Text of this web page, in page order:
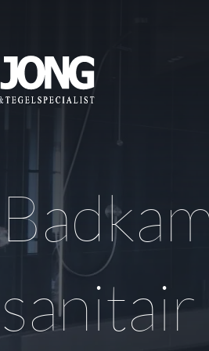
sanitair